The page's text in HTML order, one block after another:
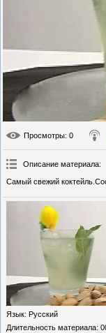
Просмотры: 0
Описание материала:
Самый свежий
Язык: Русский
Длительность материала: